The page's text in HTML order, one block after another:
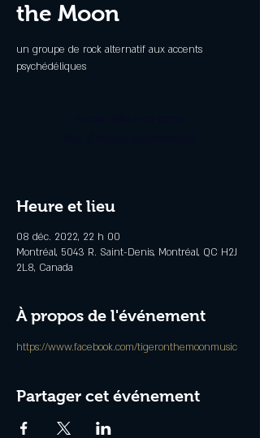
the Moon
un groupe de rock alternatif aux accents
Heure et lieu
08 déc. 2022, 22 h 00
Montréal, 5043 R. Saint-Denis, Montréal, QC H2J
2L8, Canada
À propos de l'événement
https://www.facebook.com/tigeronthemoonmusic
Partager cet événement